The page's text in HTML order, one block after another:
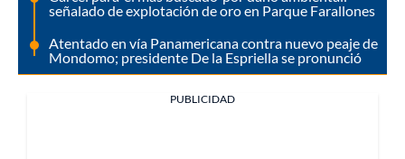
señalado de explotación de oro en Parque Farallones
Atentado en vía Panamericana contra nuevo peaje de
Mondomo; presidente De la Espriella se pronunció
PUBLICIDAD